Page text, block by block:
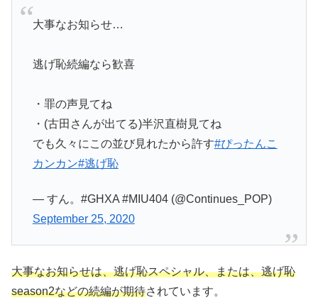
大事なお知らせ…
逃げ恥続編なら歓喜
・罪の声見てね
・(古田さんが出てる)半沢直樹見てね
でも久々にこの並び見れたから許す#ぴったんこ
カンカン#逃げ恥
— すん。#GHXA #MIU404 (@Continues_POP)
September 25, 2020
大事なお知らせは、逃げ恥スペシャル、または、逃げ恥
season2などの続編が期待されています。